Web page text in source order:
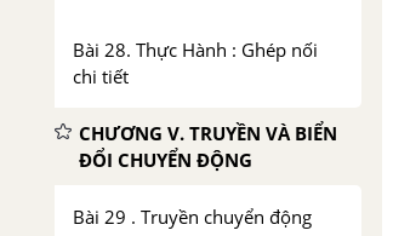
Bài 28. Thực Hành : Ghép nối
chi tiết
CHƯƠNG V. TRUYỀN VÀ BIỂN
ĐỔI CHUYỂN ĐỘNG
Bài 29 . Truyền chuyển động